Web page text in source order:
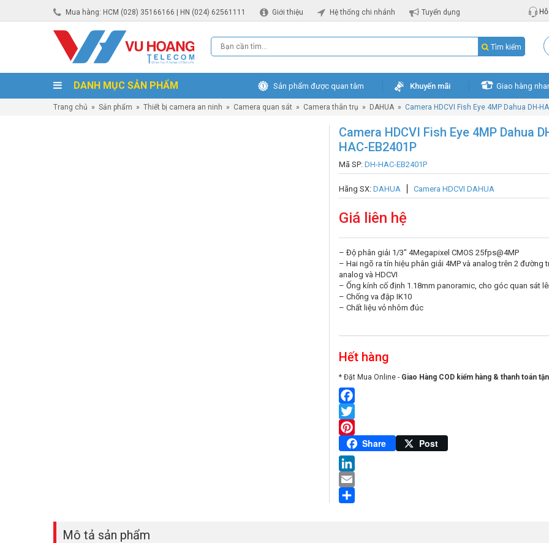
Mua hàng: HCM (028) 35166166 | HN (024) 62561111 Giới thiệu Hệ thống chi nhánh Tuyển dụng Hỗ
Tìm kiếm
DANH MỤC SẢN PHẨM Sản phẩm được quan tâm Khuyến mãi Giao hàng
Trang chủ » Sản phẩm » Thiết bị camera an ninh » Camera quan sát » Camera thân trụ » DAHUA » Camera HDCVI Fish Eye 4MP Dahua DH-
Camera HDCVI Fish Eye 4MP Dahua
HAC-EB2401P
Mã SP: DH-HAC-EB2401P
Hãng SX: DAHUA Camera HDCVI DAHUA
Giá liên hệ
– Độ phân giải 1/3″ 4Megapixel CMOS 25fps@4MP
– Hai ngõ ra tín hiệu phân giải 4MP và analog trên 2 đường
analog và HDCVI
– Ống kính cố định 1.18mm panoramic, cho góc quan sát
– Chống va đập IK10
– Chất liệu vỏ nhôm đúc
Hết hàng
* Đặt Mua Online - Giao Hàng COD kiểm hàng & thanh toán
Facebook
Twitter
Pinterest
Share Post
LinkedIn
Email
Mô tả sản phẩm